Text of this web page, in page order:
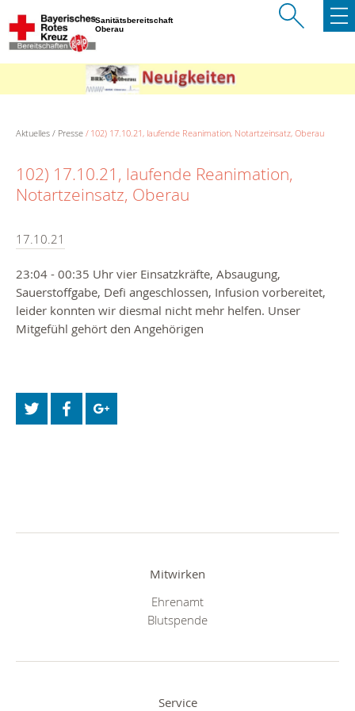
Sanitätsbereitschaft
Oberau
Aktuelles Presse 102) 17.10.21, laufende Reanimation, Notartzeinsatz, Oberau
102) 17.10.21, laufende Reanimation,
Notartzeinsatz, Oberau
17.10.21
23:04 - 00:35 Uhr vier Einsatzkräfte, Absaugung,
Sauerstoffgabe, Defi angeschlossen, Infusion vorbereitet,
leider konnten wir diesmal nicht mehr helfen. Unser
Mitgefühl gehört den Angehörigen
Mitwirken
Ehrenamt
Blutspende
Service